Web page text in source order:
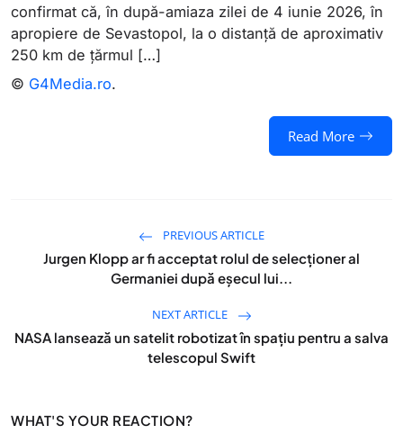
confirmat că, în după-amiaza zilei de 4 iunie 2026, în
apropiere de Sevastopol, la o distanță de aproximativ
250 km de țărmul […]
© G4Media.ro.
Read More
PREVIOUS ARTICLE
Jurgen Klopp ar fi acceptat rolul de selecționer al
Germaniei după eșecul lui...
NEXT ARTICLE
NASA lansează un satelit robotizat în spațiu pentru a salva
telescopul Swift
WHAT'S YOUR REACTION?